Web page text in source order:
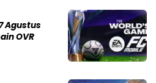
Agustus
OVR